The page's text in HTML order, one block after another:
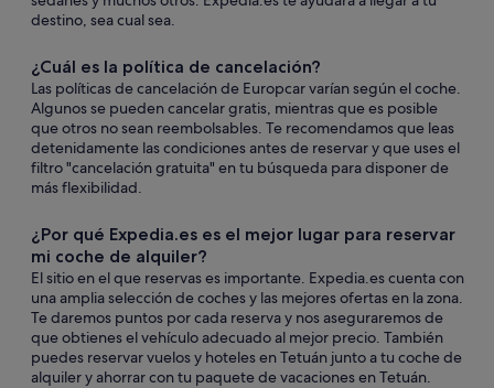
destino, sea cual sea.
¿Cuál es la política de cancelación?
Las políticas de cancelación de Europcar varían según el coche.
Algunos se pueden cancelar gratis, mientras que es posible
que otros no sean reembolsables. Te recomendamos que leas
detenidamente las condiciones antes de reservar y que uses el
filtro "cancelación gratuita" en tu búsqueda para disponer de
más flexibilidad.
¿Por qué Expedia.es es el mejor lugar para reservar
mi coche de alquiler?
El sitio en el que reservas es importante. Expedia.es cuenta con
una amplia selección de coches y las mejores ofertas en la zona.
Te daremos puntos por cada reserva y nos aseguraremos de
que obtienes el vehículo adecuado al mejor precio. También
puedes reservar vuelos y hoteles en Tetuán junto a tu coche de
alquiler y ahorrar con tu paquete de vacaciones en Tetuán.